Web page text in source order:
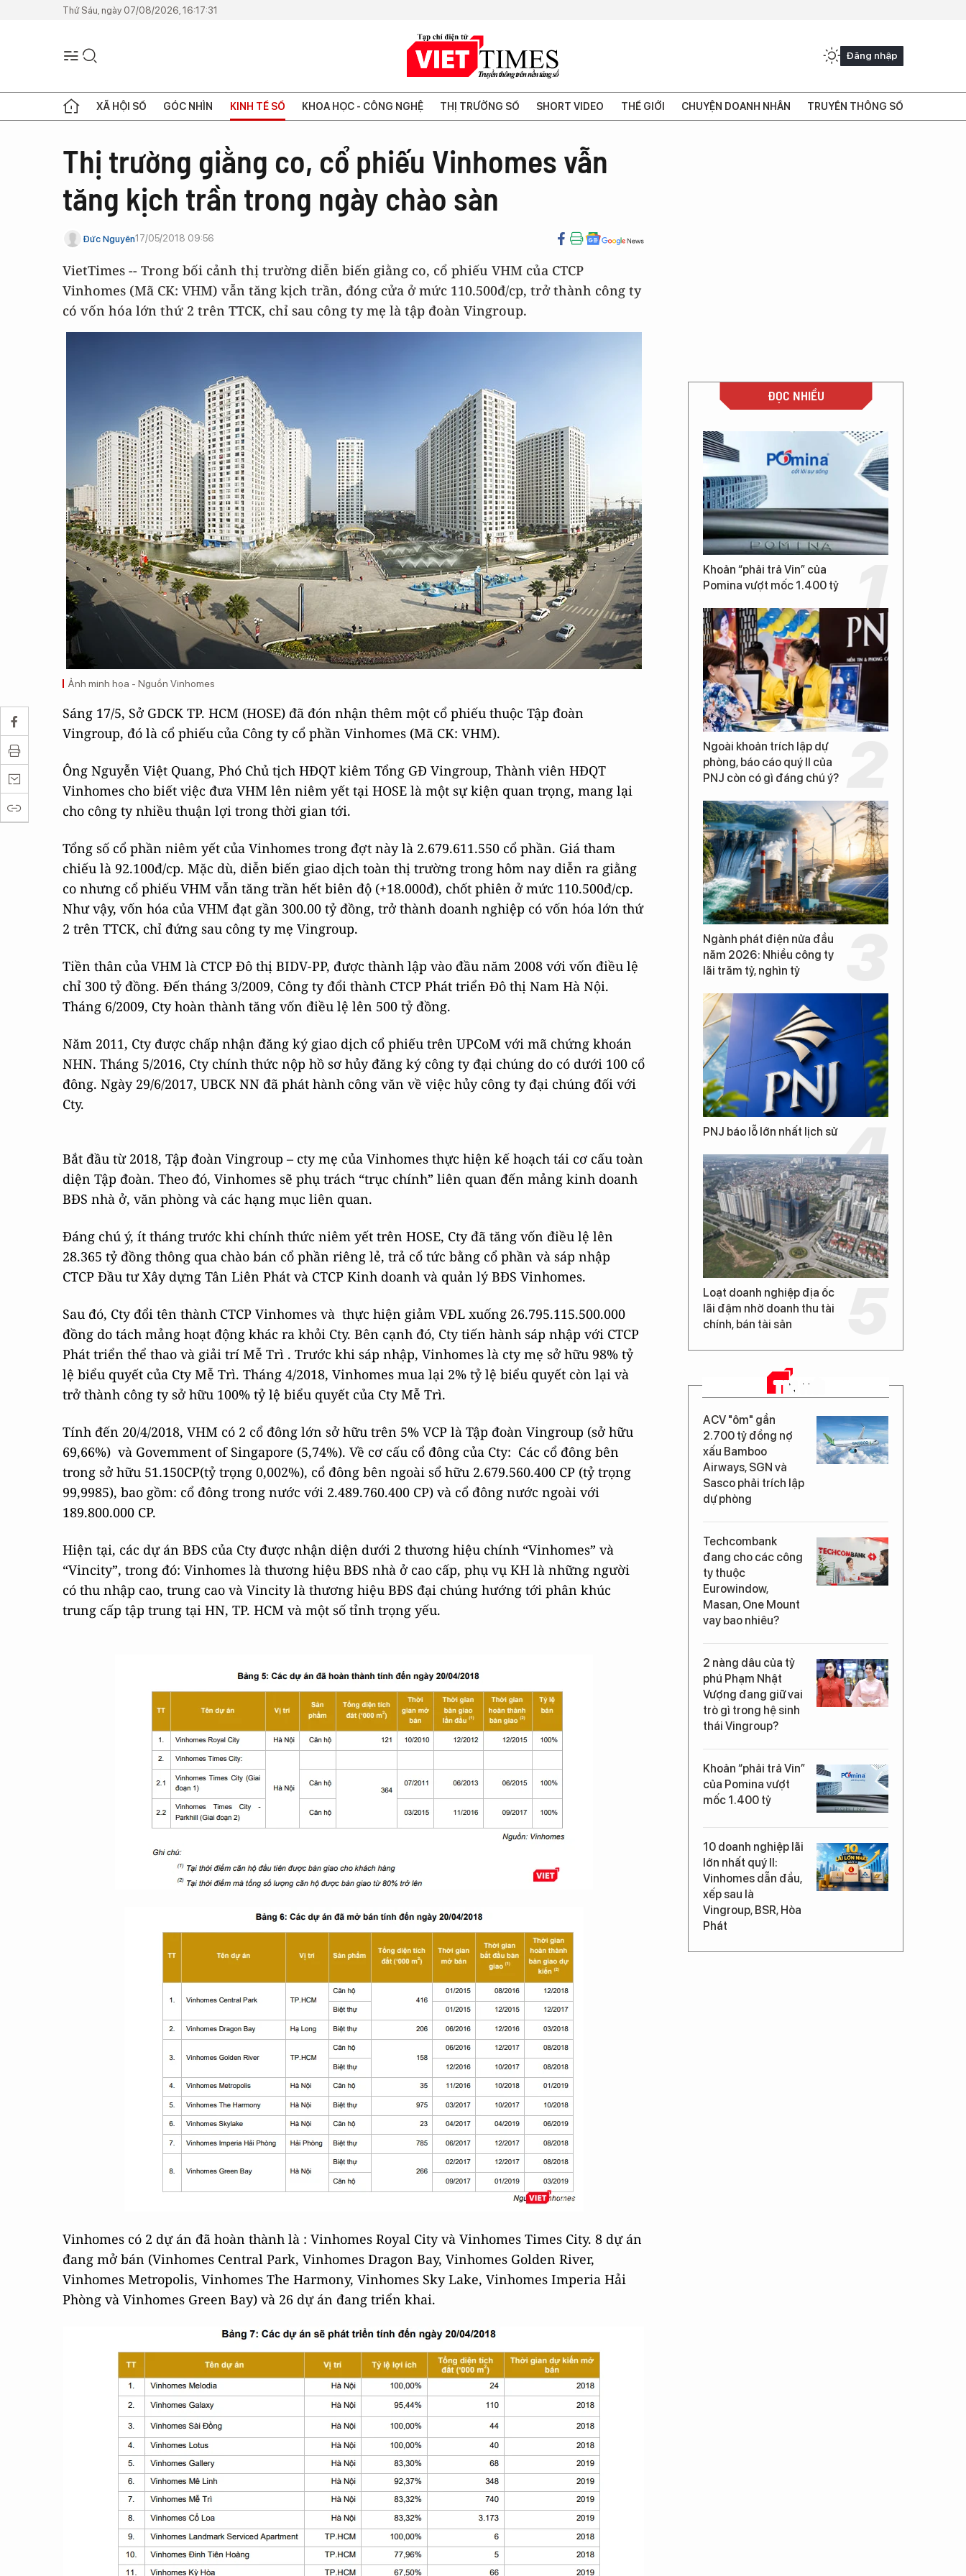
Thứ Sáu, ngày 07/08/2026, 16:17:31
Đăng nhập
XÃ HỘI SỐ GÓC NHÌN KINH TẾ SỐ KHOA HỌC - CÔNG NGHỆ THỊ TRƯỜNG SỐ SHORT VIDEO THẾ GIỚI CHUYỆN DOANH NHÂN TRUYỀN THÔNG SỐ
Thị trường giằng co, cổ phiếu Vinhomes vẫn
tăng kịch trần trong ngày chào sàn
Đức Nguyên17/05/2018 09:56
VietTimes -- Trong bối cảnh thị trường diễn biến giằng co, cổ phiếu VHM của CTCP
Vinhomes (Mã CK: VHM) vẫn tăng kịch trần, đóng cửa ở mức 110.500đ/cp, trở thành công ty
có vốn hóa lớn thứ 2 trên TTCK, chỉ sau công ty mẹ là tập đoàn Vingroup.
Ảnh minh họa - Nguồn Vinhomes
Sáng 17/5, Sở GDCK TP. HCM (HOSE) đã đón nhận thêm một cổ phiếu thuộc Tập đoàn
Vingroup, đó là cổ phiếu của Công ty cổ phần Vinhomes (Mã CK: VHM).
Ông Nguyễn Việt Quang, Phó Chủ tịch HĐQT kiêm Tổng GĐ Vingroup, Thành viên HĐQT
Vinhomes cho biết việc đưa VHM lên niêm yết tại HOSE là một sự kiện quan trọng, mang lại
cho công ty nhiều thuận lợi trong thời gian tới.
Tổng số cổ phần niêm yết của Vinhomes trong đợt này là 2.679.611.550 cổ phần. Giá tham
chiếu là 92.100đ/cp. Mặc dù, diễn biến giao dịch toàn thị trường trong hôm nay diễn ra giằng
co nhưng cổ phiếu VHM vẫn tăng trần hết biên độ (+18.000đ), chốt phiên ở mức 110.500đ/cp.
Như vậy, vốn hóa của VHM đạt gần 300.00 tỷ đồng, trở thành doanh nghiệp có vốn hóa lớn thứ
2 trên TTCK, chỉ đứng sau công ty mẹ Vingroup.
Tiền thân của VHM là CTCP Đô thị BIDV-PP, được thành lập vào đầu năm 2008 với vốn điều lệ
chỉ 300 tỷ đồng. Đến tháng 3/2009, Công ty đổi thành CTCP Phát triển Đô thị Nam Hà Nội.
Tháng 6/2009, Cty hoàn thành tăng vốn điều lệ lên 500 tỷ đồng.
Năm 2011, Cty được chấp nhận đăng ký giao dịch cổ phiếu trên UPCoM với mã chứng khoán
NHN. Tháng 5/2016, Cty chính thức nộp hồ sơ hủy đăng ký công ty đại chúng do có dưới 100 cổ
đông. Ngày 29/6/2017, UBCK NN đã phát hành công văn về việc hủy công ty đại chúng đối với
Cty.
Bắt đầu từ 2018, Tập đoàn Vingroup – cty mẹ của Vinhomes thực hiện kế hoạch tái cơ cấu toàn
diện Tập đoàn. Theo đó, Vinhomes sẽ phụ trách “trục chính” liên quan đến mảng kinh doanh
BĐS nhà ở, văn phòng và các hạng mục liên quan.
Đáng chú ý, ít tháng trước khi chính thức niêm yết trên HOSE, Cty đã tăng vốn điều lệ lên
28.365 tỷ đồng thông qua chào bán cổ phần riêng lẻ, trả cổ tức bằng cổ phần và sáp nhập
CTCP Đầu tư Xây dựng Tân Liên Phát và CTCP Kinh doanh và quản lý BĐS Vinhomes.
Sau đó, Cty đổi tên thành CTCP Vinhomes và thực hiện giảm VĐL xuống 26.795.115.500.000
đồng do tách mảng hoạt động khác ra khỏi Cty. Bên cạnh đó, Cty tiến hành sáp nhập với CTCP
Phát triển thể thao và giải trí Mễ Trì . Trước khi sáp nhập, Vinhomes là cty mẹ sở hữu 98% tỷ
lệ biểu quyết của Cty Mễ Trì. Tháng 4/2018, Vinhomes mua lại 2% tỷ lệ biểu quyết còn lại và
trở thành công ty sở hữu 100% tỷ lệ biểu quyết của Cty Mễ Trì.
Tính đến 20/4/2018, VHM có 2 cổ đông lớn sở hữu trên 5% VCP là Tập đoàn Vingroup (sở hữu
69,66%) và Govemment of Singapore (5,74%). Về cơ cấu cổ đông của Cty: Các cổ đông bên
trong sở hữu 51.150CP(tỷ trọng 0,002%), cổ đông bên ngoài sổ hữu 2.679.560.400 CP (tỷ trọng
99,9985), bao gồm: cổ đông trong nước với 2.489.760.400 CP) và cổ đông nước ngoài với
189.800.000 CP.
Hiện tại, các dự án BĐS của Cty được nhận diện dưới 2 thương hiệu chính “Vinhomes” và
“Vincity”, trong đó: Vinhomes là thương hiệu BĐS nhà ở cao cấp, phụ vụ KH là những người
có thu nhập cao, trung cao và Vincity là thương hiệu BĐS đại chúng hướng tới phân khúc
trung cấp tập trung tại HN, TP. HCM và một số tỉnh trọng yếu.
Vinhomes có 2 dự án đã hoàn thành là : Vinhomes Royal City và Vinhomes Times City. 8 dự án
đang mở bán (Vinhomes Central Park, Vinhomes Dragon Bay, Vinhomes Golden River,
Vinhomes Metropolis, Vinhomes The Harmony, Vinhomes Sky Lake, Vinhomes Imperia Hải
Phòng và Vinhomes Green Bay) và 26 dự án đang triển khai.
ĐỌC NHIỀU
Khoản “phải trả Vin” của
Pomina vượt mốc 1.400 tỷ
Ngoài khoản trích lập dự
phòng, báo cáo quý II của
PNJ còn có gì đáng chú ý?
Ngành phát điện nửa đầu
năm 2026: Nhiều công ty
lãi trăm tỷ, nghìn tỷ
PNJ báo lỗ lớn nhất lịch sử
Loạt doanh nghiệp địa ốc
lãi đậm nhờ doanh thu tài
chính, bán tài sản
TIN MỚI
ACV "ôm" gần
2.700 tỷ đồng nợ
xấu Bamboo
Airways, SGN và
Sasco phải trích lập
dự phòng
Techcombank
đang cho các công
ty thuộc
Eurowindow,
Masan, One Mount
vay bao nhiêu?
2 nàng dâu của tỷ
phú Phạm Nhật
Vượng đang giữ vai
trò gì trong hệ sinh
thái Vingroup?
Khoản “phải trả Vin”
của Pomina vượt
mốc 1.400 tỷ
10 doanh nghiệp lãi
lớn nhất quý II:
Vinhomes dẫn đầu,
xếp sau là
Vingroup, BSR, Hòa
Phát